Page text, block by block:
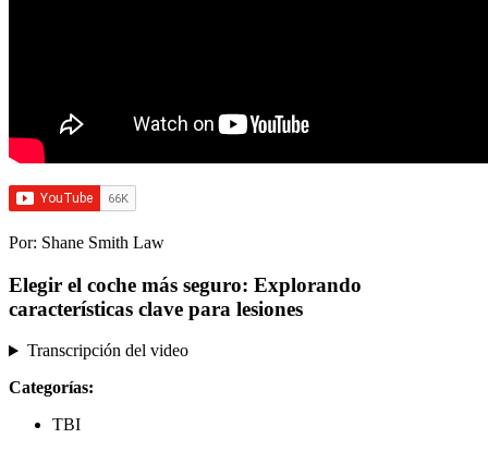
Por: Shane Smith Law
Elegir el coche más seguro: Explorando
características clave para lesiones
Transcripción del video
Categorías:
TBI